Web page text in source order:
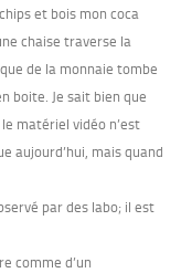
et bois mon coca
chaise traverse la
de la monnaie tombe
boite. Je sait bien que
matériel vidéo n’est
aujourd’hui, mais quand
par des labo; il est
comme d’un